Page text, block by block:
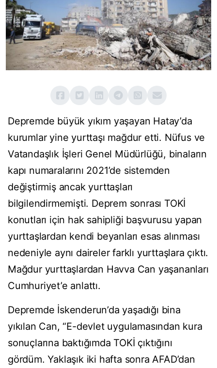
Depremde büyük yıkım yaşayan Hatay’da
kurumlar yine yurttaşı mağdur etti. Nüfus ve
Vatandaşlık İşleri Genel Müdürlüğü, binaların
kapı numaralarını 2021’de sistemden
değiştirmiş ancak yurttaşları
bilgilendirmemişti. Deprem sonrası TOKİ
konutları için hak sahipliği başvurusu yapan
yurttaşlardan kendi beyanları esas alınması
nedeniyle aynı daireler farklı yurttaşlara çıktı.
Mağdur yurttaşlardan Havva Can yaşananları
Cumhuriyet’e anlattı.
Depremde İskenderun’da yaşadığı bina
yıkılan Can, “E-devlet uygulamasından kura
sonuçlarına baktığımda TOKİ çıktığını
gördüm. Yaklaşık iki hafta sonra AFAD’dan